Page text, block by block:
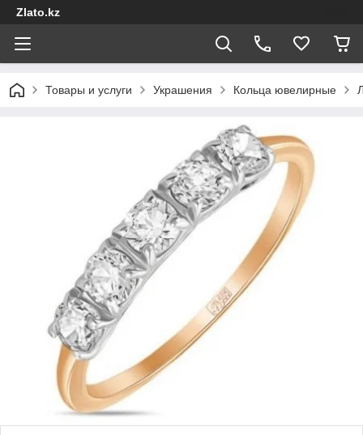
Zlato.kz
Товары и услуги Украшения Кольца ювелирные